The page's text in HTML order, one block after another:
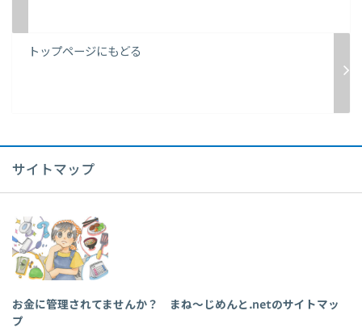
トップページにもどる
サイトマップ
お金に管理されてませんか？ まね～じめんと.netのサイトマッ
プ